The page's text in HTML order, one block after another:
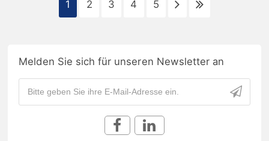
1 2 3 4 5
Melden Sie sich für unseren Newsletter an